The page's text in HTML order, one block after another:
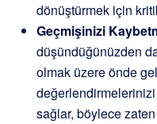
dönüştürmek için
Geçmişinizi
düşündüğünüzden
olmak üzere önde
sağlar, böylece